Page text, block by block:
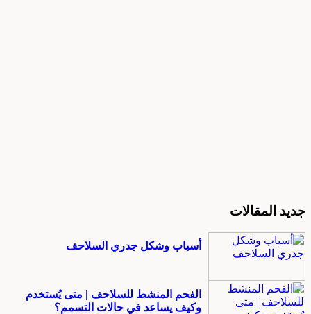
جديد المقالات
أسباب وشكل جدري السلاحف
الفحم المنشط للسلاحف | متى يُستخدم
وكيف يساعد في حالات التسمم؟